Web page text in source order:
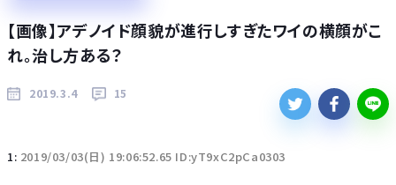
【画像】アデノイド顔貌が進行しすぎたワイの横顔がこ
れ。治し方ある？
2019.3.4 15
1: 2019/03/03(日) 19:06:52.65 ID:yT9xC2pCa0303